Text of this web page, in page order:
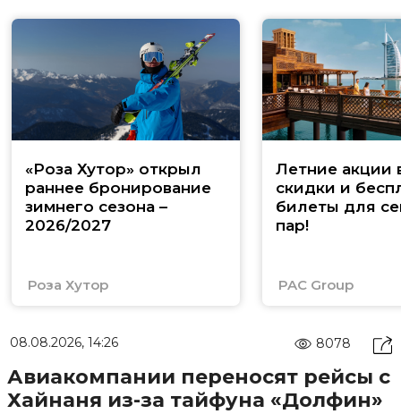
«Роза Хутор» открыл
раннее бронирование
зимнего сезона –
2026/2027
Роза Хутор
Летние акции
скидки и
билеты для
пар!
PAC Group
08.08.2026, 14:26 8078
Авиакомпании переносят рейсы с
Хайнаня из-за тайфуна «Долфин»